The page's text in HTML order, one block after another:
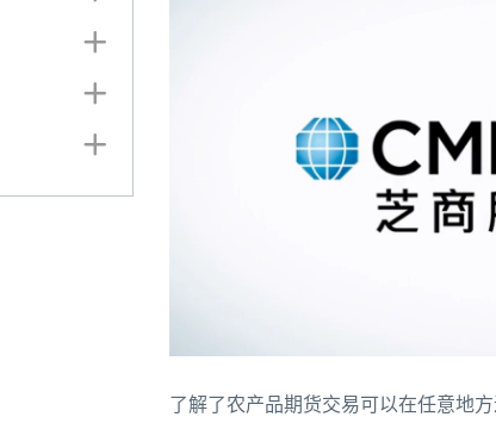
了解了农产品期货交易可以在任意地